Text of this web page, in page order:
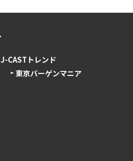
J-CASTトレンド
東京バーゲンマニア